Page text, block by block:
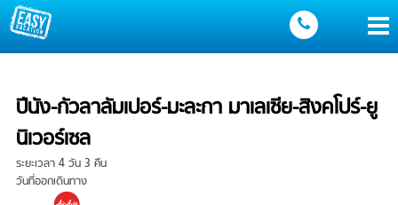
ปีนัง-กัวลาลัมเปอร์-มะละกา มาเลเซีย-สิงคโปร์-ยู
นิเวอร์เซล
ระยะเวลา 4 วัน 3 คืน
วันที่ออกเดินทาง